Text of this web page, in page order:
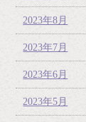
2023年8月
2023年7月
2023年6月
2023年5月